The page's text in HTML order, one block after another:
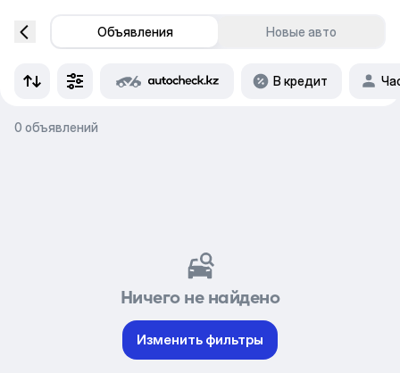
Объявления Новые авто
В кредит
0 объявлений
Ничего не найдено
Изменить фильтры